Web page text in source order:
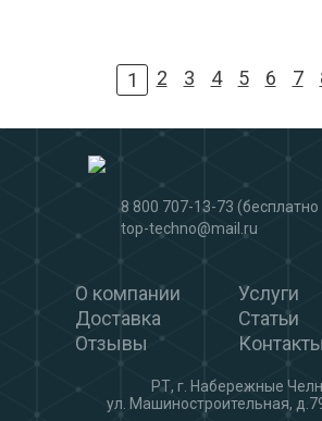
1 2 3 4 5 6 7
8 800 707-13-73
top-techno@mail.ru
О компании
Услуги
Доставка
Статьи
Отзывы
Контакты
РТ, г. Набережные
ул. Машиностроительная,